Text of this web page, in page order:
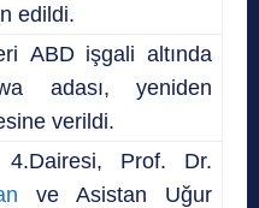
edildi.
ABD işgali altında
adası, yeniden
verildi.
4.Dairesi, Prof. Dr.
ve Asistan Uğur